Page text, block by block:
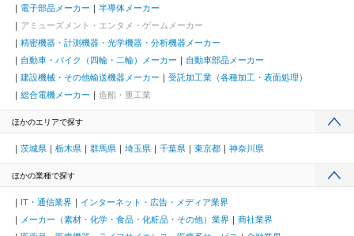
電子部品メーカー
半導体メーカー
アミューズメント・エンタメ・ゲームメーカー
精密機器・計測機器・光学機器・分析機器メーカー
自動車・バイク（四輪・二輪）メーカー
自動車部品メーカー
建設機械・その他輸送機器メーカー
受託加工業（各種加工・表面処理）
総合電機メーカー
造船・重工業
ほかのエリアで探す
茨城県 栃木県 群馬県 埼玉県 千葉県 東京都 神奈川県
ほかの業種で探す
IT・通信業界
インターネット・広告・メディア業界
メーカー（素材・化学・食品・化粧品・その他）業界
商社業界